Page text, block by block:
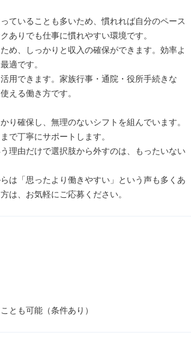
ていることも多いため、慣れれば自分のペース
ありでも仕事に慣れやすい環境です。
め、しっかりと収入の確保ができます。効率よ
適です。
用できます。家族行事・通院・役所手続きな
える働き方です。
り確保し、無理のないシフトを組んでいます。
で丁寧にサポートします。
理由だけで選択肢から外すのは、もったいない
は「思ったより働きやすい」という声も多くあ
は、お気軽にご応募ください。
とも可能（条件あり）